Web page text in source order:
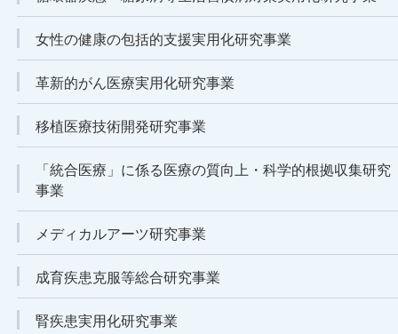
女性の健康の包括的支援実用化研究事業
革新的がん医療実用化研究事業
移植医療技術開発研究事業
「統合医療」に係る医療の質向上・科学的根拠収集研究
事業
メディカルアーツ研究事業
成育疾患克服等総合研究事業
腎疾患実用化研究事業